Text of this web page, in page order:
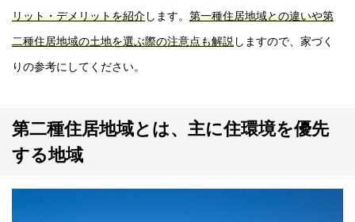
第二種住居地域を選ぶメリット・デメリット
第二種住居地域のメリット
第二種住居地域のデメリット
防火地域・準防火地域の確認
近隣が空き地の場合は設計に工夫が必要
第二種住居地域の特徴を理解して希望のエリアか見極めよう
リット・デメリットを紹介します。 第一種住居地域との違いや第
二種住居地域の土地を選ぶ際の注意点も解説しますので、家づく
りの参考にしてください。
第二種住居地域とは、主に住環境を優先
する地域